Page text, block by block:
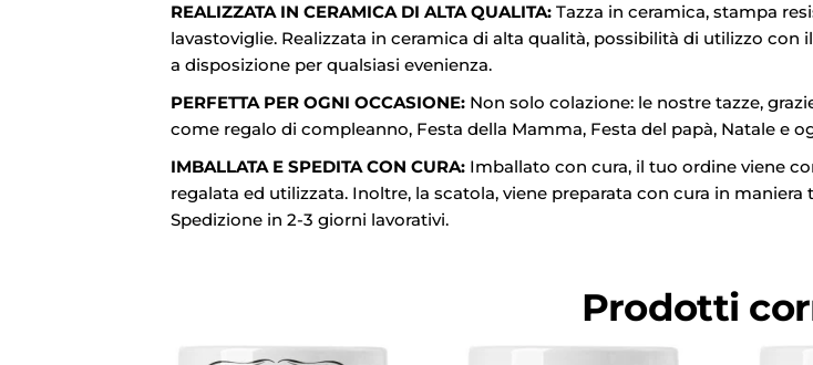
REALIZZATA IN CERAMICA DI ALTA QUALITA: Tazza in ceramica, stampa
lavastoviglie. Realizzata in ceramica di alta qualità, possibilità di utilizzo
a disposizione per qualsiasi evenienza.
PERFETTA PER OGNI OCCASIONE: Non solo colazione: le nostre tazze,
come regalo di compleanno, Festa della Mamma, Festa del papà, Natale e
IMBALLATA E SPEDITA CON CURA: Imballato con cura, il tuo ordine viene
regalata ed utilizzata. Inoltre, la scatola, viene preparata con cura in
Spedizione in 2-3 giorni lavorativi.
Prodotti